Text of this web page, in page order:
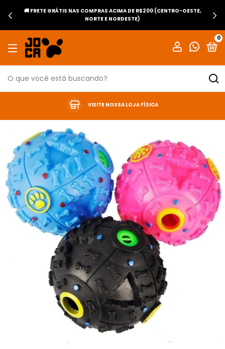
🚚 FRETE GRÁTIS NAS COMPRAS ACIMA DE R$200 (CENTRO-OESTE,
NORTE E NORDESTE)
0
VISITE NOSSA LOJA FÍSICA